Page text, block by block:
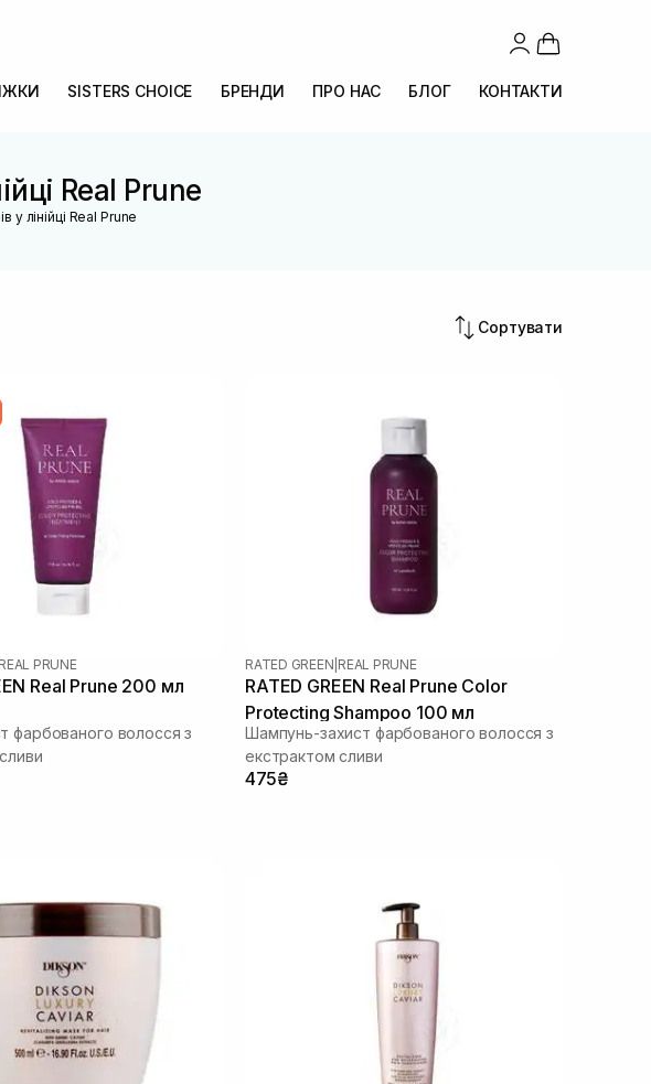
SISTERS CHOICE БРЕНДИ ПРО НАС БЛОГ КОНТАКТИ
Real Prune
у лінійці Real Prune
Сортувати
REAL PRUNE
Real Prune 200 мл
фарбованого волосся з
RATED GREEN REAL PRUNE
RATED GREEN Real Prune Color
Protecting Shampoo 100 мл
Шампунь-захист фарбованого волосся з
екстрактом сливи
475₴